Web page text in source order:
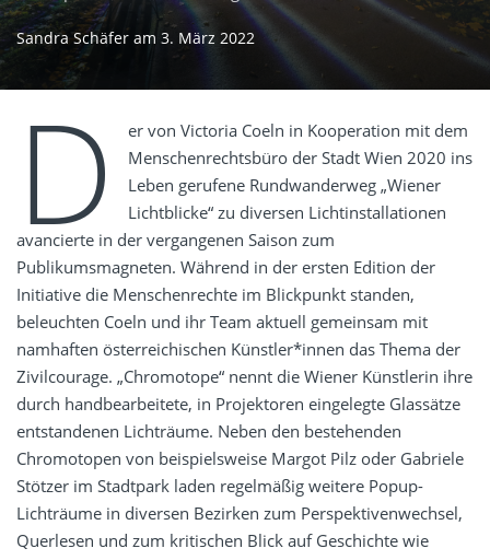
Sandra Schäfer am 3. März 2022
D
er von Victoria Coeln in Kooperation mit dem
Menschenrechtsbüro der Stadt Wien 2020 ins
Leben gerufene Rundwanderweg „Wiener
Lichtblicke“ zu diversen Lichtinstallationen
avancierte in der vergangenen Saison zum
Publikumsmagneten. Während in der ersten Edition der
Initiative die Menschenrechte im Blickpunkt standen,
beleuchten Coeln und ihr Team aktuell gemeinsam mit
namhaften österreichischen Künstler*innen das Thema der
Zivilcourage. „Chromotope“ nennt die Wiener Künstlerin ihre
durch handbearbeitete, in Projektoren eingelegte Glassätze
entstandenen Lichträume. Neben den bestehenden
Chromotopen von beispielsweise Margot Pilz oder Gabriele
Stötzer im Stadtpark laden regelmäßig weitere Popup-
Lichträume in diversen Bezirken zum Perspektivenwechsel,
Querlesen und zum kritischen Blick auf Geschichte wie